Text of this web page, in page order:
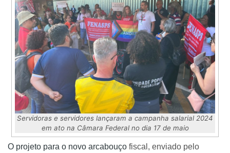
Servidoras e servidores lançaram a campanha salarial 2024
em ato na Câmara Federal no dia 17 de maio
O projeto para o novo arcabouço fiscal, enviado pelo